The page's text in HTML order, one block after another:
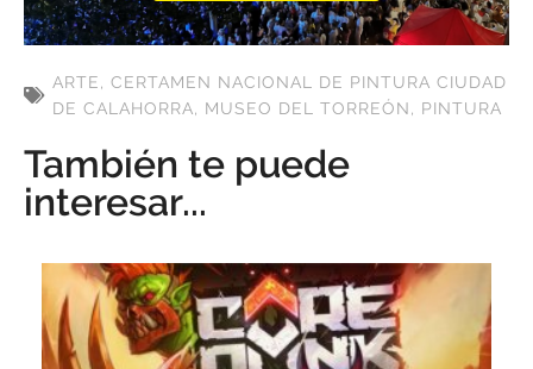
ARTE, CERTAMEN NACIONAL DE PINTURA CIUDAD
DE CALAHORRA, MUSEO DEL TORREÓN, PINTURA
También te puede
interesar...